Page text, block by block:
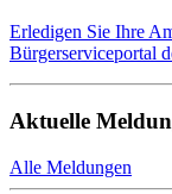
Erledigen Sie Ihre
Bürgerserviceportal
Aktuelle
Alle Meldungen